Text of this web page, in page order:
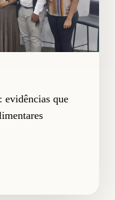
evidências que